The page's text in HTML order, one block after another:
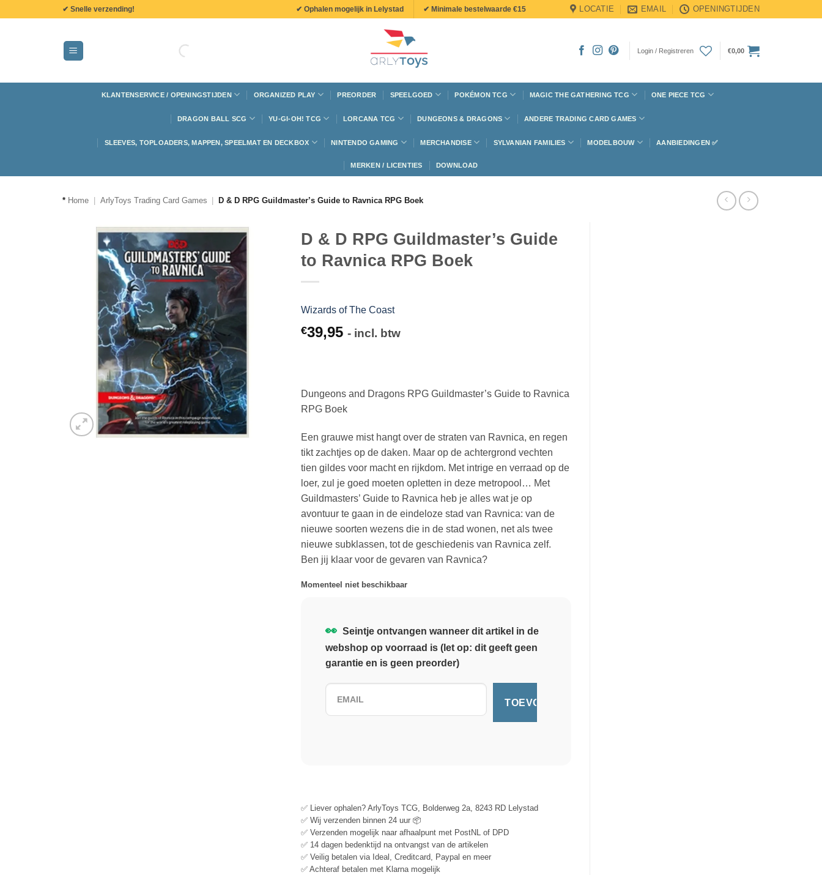
✔ Snelle verzending! ✔ Ophalen mogelijk in Lelystad ✔ Minimale bestelwaarde €15 LOCATIE EMAIL OPENINGTIJDEN
Login / Registreren €0,00
KLANTENSERVICE / OPENINGSTIJDEN ORGANIZED PLAY PREORDER SPEELGOED POKÉMON TCG MAGIC THE GATHERING TCG ONE PIECE TCG
DRAGON BALL SCG YU-GI-OH! TCG LORCANA TCG DUNGEONS & DRAGONS ANDERE TRADING CARD GAMES
SLEEVES, TOPLOADERS, MAPPEN, SPEELMAT EN DECKBOX NINTENDO GAMING MERCHANDISE SYLVANIAN FAMILIES MODELBOUW AANBIEDINGEN ✅
MERKEN / LICENTIES DOWNLOAD
* Home ArlyToys Trading Card Games D & D RPG Guildmaster’s Guide to Ravnica RPG Boek
D & D RPG Guildmaster’s Guide
to Ravnica RPG Boek
Wizards of The Coast
€39,95 - incl. btw
Dungeons and Dragons RPG Guildmaster’s Guide to Ravnica
RPG Boek
Een grauwe mist hangt over de straten van Ravnica, en regen
tikt zachtjes op de daken. Maar op de achtergrond vechten
tien gildes voor macht en rijkdom. Met intrige en verraad op de
loer, zul je goed moeten opletten in deze metropool… Met
Guildmasters’ Guide to Ravnica heb je alles wat je op
avontuur te gaan in de eindeloze stad van Ravnica: van de
nieuwe soorten wezens die in de stad wonen, net als twee
nieuwe subklassen, tot de geschiedenis van Ravnica zelf.
Ben jij klaar voor de gevaren van Ravnica?
Momenteel niet beschikbaar
👀 Seintje ontvangen wanneer dit artikel in de
webshop op voorraad is (let op: dit geeft geen
garantie en is geen preorder)
✅ Liever ophalen? ArlyToys TCG, Bolderweg 2a, 8243 RD Lelystad
✅ Wij verzenden binnen 24 uur 📦
✅ Verzenden mogelijk naar afhaalpunt met PostNL of DPD
✅ 14 dagen bedenktijd na ontvangst van de artikelen
✅ Veilig betalen via Ideal, Creditcard, Paypal en meer
✅ Achteraf betalen met Klarna mogelijk